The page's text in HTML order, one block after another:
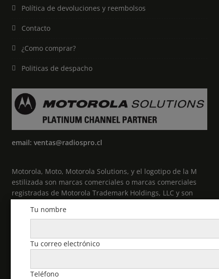
Política de devoluciones y reembolsos
Contacto
¿Como comprar?
Politicas de despacho
email: ventas@radiospro.cl
Motorola, Moto, Motorola Solutions, y el logotipo de la M
estilizada son marcas comerciales o marcas comerciales
registradas de Motorola Trademark Holdings, LLC y son
comerciales pertenecen a sus respectivos propietarios. ©
Cuenta
Tu nombre
Tu correo electrónico
Teléfono